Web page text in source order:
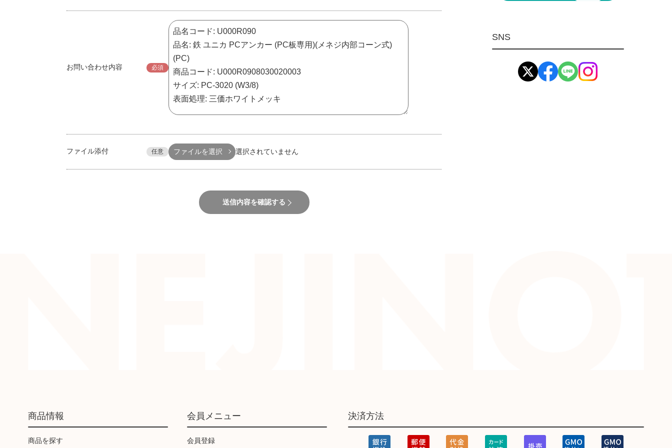
お問い合わせ内容 必須
ファイル添付 任意 ファイルを選択 選択されていません
送信内容を確認する
環境安全用品
工業資材(栃木屋)
SNS
商品情報
商品を探す
会員メニュー
会員登録
決済方法